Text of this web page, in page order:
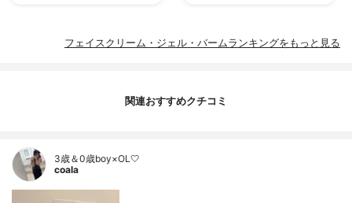
フェイスクリーム・ジェル・バームランキングをもっと見る
関連おすすめクチコミ
3歳＆0歳boy×OL🤍
coala